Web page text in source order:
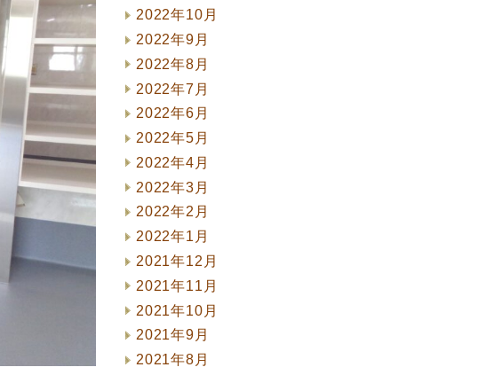
2022年10月
2022年9月
2022年8月
2022年7月
2022年6月
2022年5月
2022年4月
2022年3月
2022年2月
2022年1月
2021年12月
2021年11月
2021年10月
2021年9月
2021年8月